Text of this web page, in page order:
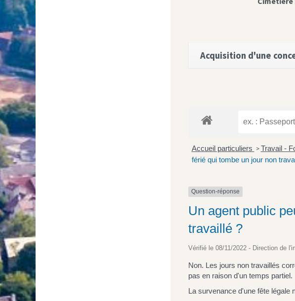
Acquisition d'une
Accueil particuliers > Travail -
férié qui tombe un jour non
Question-réponse
Un agent public
travaillé ?
Vérifié le 08/11/2022 - Direction de
Non. Les jours non travaillés
pas en raison d'un temps partiel.
La survenance d'une fête légale